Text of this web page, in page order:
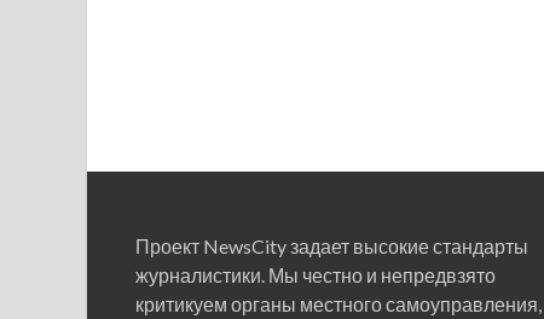
Проект NewsCity задает высокие стандарты
журналистики. Мы честно и непредвзято
критикуем органы местного самоуправления,